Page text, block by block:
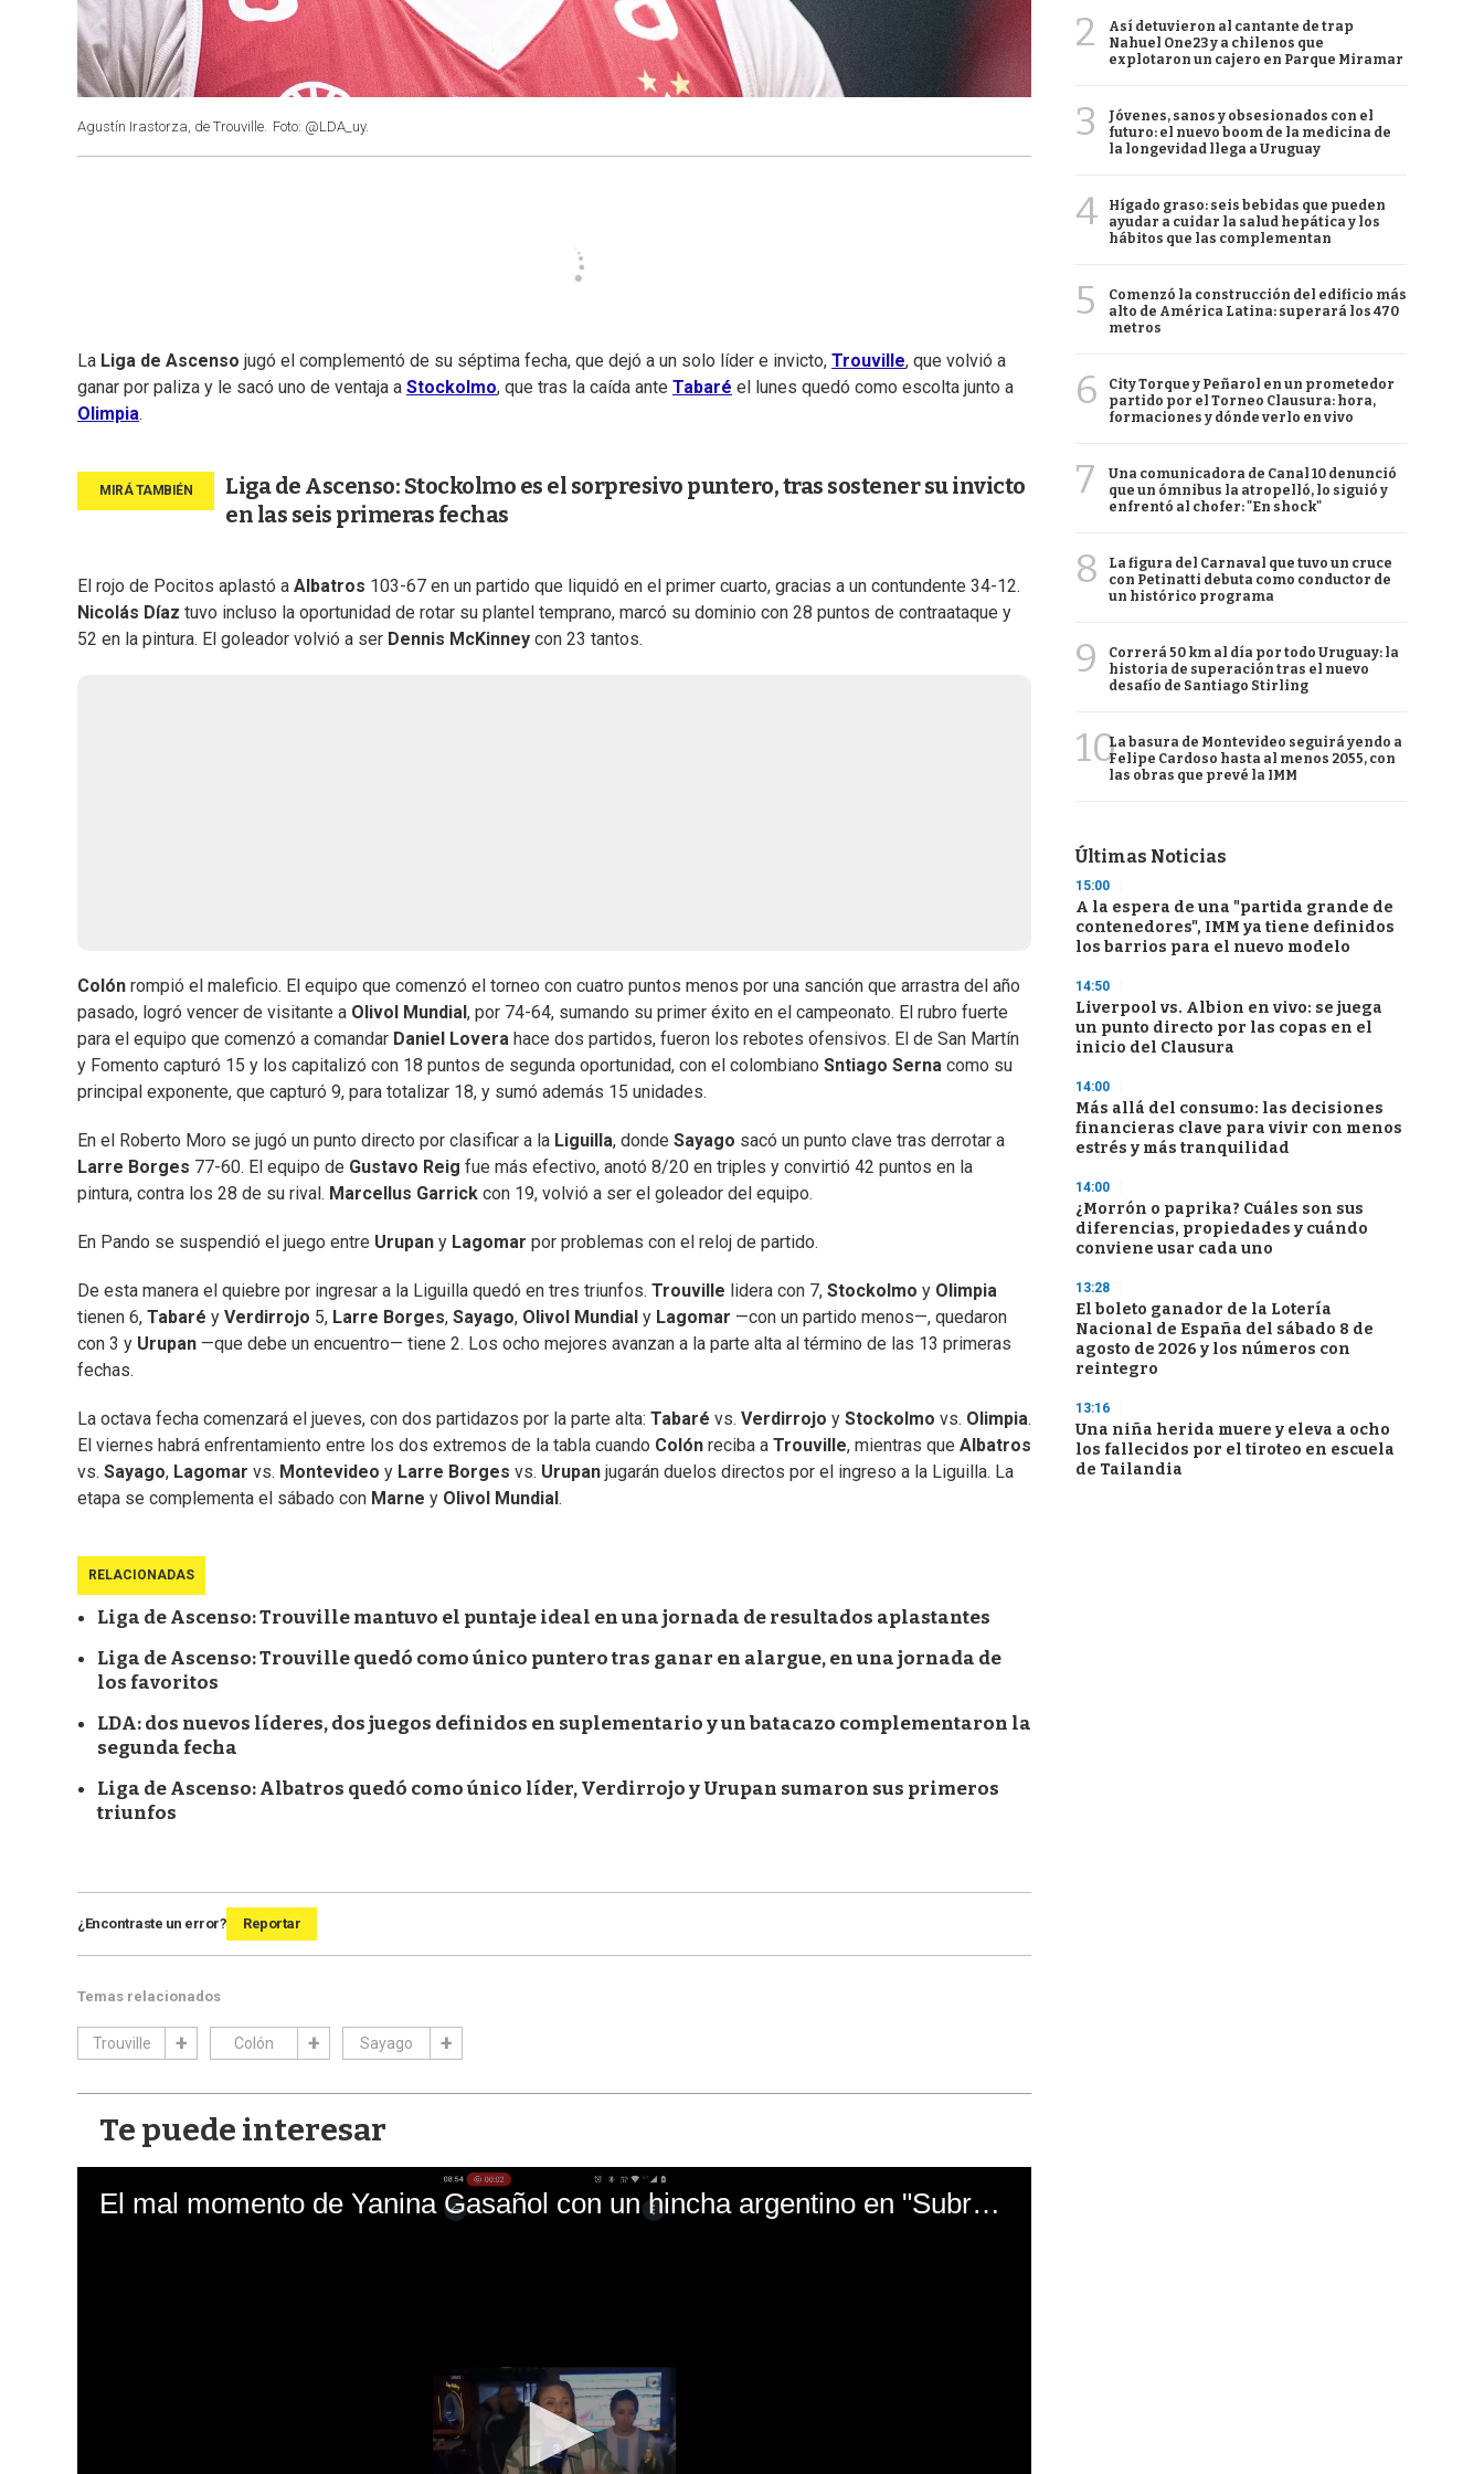
Agustín Irastorza, de Trouville. Foto: @LDA_uy.
La Liga de Ascenso jugó el complementó de su séptima fecha, que dejó a un solo líder e invicto, Trouville, que volvió a
ganar por paliza y le sacó uno de ventaja a Stockolmo, que tras la caída ante Tabaré el lunes quedó como escolta junto a
Olimpia.
Liga de Ascenso: Stockolmo es el sorpresivo puntero, tras sostener su invicto
en las seis primeras fechas
El rojo de Pocitos aplastó a Albatros 103-67 en un partido que liquidó en el primer cuarto, gracias a un contundente 34-12.
Nicolás Díaz tuvo incluso la oportunidad de rotar su plantel temprano, marcó su dominio con 28 puntos de contraataque y
52 en la pintura. El goleador volvió a ser Dennis McKinney con 23 tantos.
Colón rompió el maleficio. El equipo que comenzó el torneo con cuatro puntos menos por una sanción que arrastra del año
pasado, logró vencer de visitante a Olivol Mundial , por 74-64, sumando su primer éxito en el campeonato. El rubro fuerte
para el equipo que comenzó a comandar Daniel Lovera hace dos partidos, fueron los rebotes ofensivos. El de San Martín
y Fomento capturó 15 y los capitalizó con 18 puntos de segunda oportunidad, con el colombiano Sntiago Serna como su
principal exponente, que capturó 9, para totalizar 18, y sumó además 15 unidades.
En el Roberto Moro se jugó un punto directo por clasificar a la Liguilla, donde Sayago sacó un punto clave tras derrotar a
Larre Borges 77-60. El equipo de Gustavo Reig fue más efectivo, anotó 8/20 en triples y convirtió 42 puntos en la
pintura, contra los 28 de su rival. Marcellus Garrick con 19, volvió a ser el goleador del equipo.
En Pando se suspendió el juego entre Urupan y Lagomar por problemas con el reloj de partido.
De esta manera el quiebre por ingresar a la Liguilla quedó en tres triunfos. Trouville lidera con 7, Stockolmo y Olimpia
tienen 6, Tabaré y Verdirrojo 5, Larre Borges, Sayago, Olivol Mundial y Lagomar —con un partido menos—, quedaron
con 3 y Urupan —que debe un encuentro— tiene 2. Los ocho mejores avanzan a la parte alta al término de las 13 primeras
fechas.
La octava fecha comenzará el jueves, con dos partidazos por la parte alta: Tabaré vs. Verdirrojo y Stockolmo vs. Olimpia.
El viernes habrá enfrentamiento entre los dos extremos de la tabla cuando Colón reciba a Trouville, mientras que Albatros
vs. Sayago, Lagomar vs. Montevideo y Larre Borges vs. Urupan jugarán duelos directos por el ingreso a la Liguilla. La
etapa se complementa el sábado con Marne y Olivol Mundial .
RELACIONADAS
Liga de Ascenso: Trouville mantuvo el puntaje ideal en una jornada de resultados aplastantes
Liga de Ascenso: Trouville quedó como único puntero tras ganar en alargue, en una jornada de
los favoritos
LDA: dos nuevos líderes, dos juegos definidos en suplementario y un batacazo complementaron la
segunda fecha
Liga de Ascenso: Albatros quedó como único líder, Verdirrojo y Urupan sumaron sus primeros
triunfos
¿Encontraste un error? Reportar
Temas relacionados
Trouville Colón Sayago
Te puede interesar
El mal momento de Yanina Gasañol con un hincha argentino en "Subrayado"
2
Así detuvieron al cantante de trap
Nahuel One23 y a chilenos que
explotaron un cajero en Parque Miramar
3
Jóvenes, sanos y obsesionados con el
futuro: el nuevo boom de la medicina de
la longevidad llega a Uruguay
4
Hígado graso: seis bebidas que pueden
ayudar a cuidar la salud hepática y los
hábitos que las complementan
5
Comenzó la construcción del edificio más
alto de América Latina: superará los 470
metros
6
City Torque y Peñarol en un prometedor
partido por el Torneo Clausura: hora,
formaciones y dónde verlo en vivo
7
Una comunicadora de Canal 10 denunció
que un ómnibus la atropelló, lo siguió y
enfrentó al chofer: "En shock"
8
La figura del Carnaval que tuvo un cruce
con Petinatti debuta como conductor de
un histórico programa
9
Correrá 50 km al día por todo Uruguay: la
historia de superación tras el nuevo
desafío de Santiago Stirling
10La basura de Montevideo seguirá yendo a
Felipe Cardoso hasta al menos 2055, con
las obras que prevé la IMM
Últimas Noticias
15:00
A la espera de una "partida grande de
contenedores", IMM ya tiene definidos
los barrios para el nuevo modelo
14:50
Liverpool vs. Albion en vivo: se juega
un punto directo por las copas en el
inicio del Clausura
14:00
Más allá del consumo: las decisiones
financieras clave para vivir con menos
estrés y más tranquilidad
14:00
¿Morrón o paprika? Cuáles son sus
diferencias, propiedades y cuándo
conviene usar cada uno
13:28
El boleto ganador de la Lotería
Nacional de España del sábado 8 de
agosto de 2026 y los números con
reintegro
13:16
Una niña herida muere y eleva a ocho
los fallecidos por el tiroteo en escuela
de Tailandia